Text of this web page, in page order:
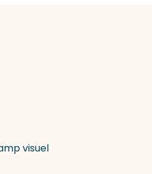
visuel